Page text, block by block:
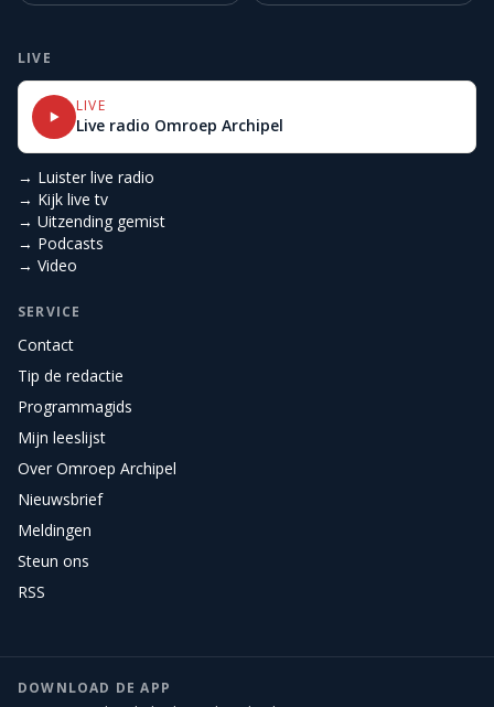
LIVE
LIVE
Live radio Omroep Archipel
→ Luister live radio
→ Kijk live tv
→ Uitzending gemist
→ Podcasts
→ Video
SERVICE
Contact
Tip de redactie
Programmagids
Mijn leeslijst
Over Omroep Archipel
Nieuwsbrief
Meldingen
Steun ons
RSS
DOWNLOAD DE APP